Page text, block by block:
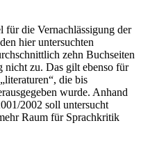
für die Vernachlässigung der
hier untersuchten
zehn Buchseiten
nicht zu. Das gilt ebenso für
die bis
wurde. Anhand
2002 soll untersucht
Raum für Sprachkritik